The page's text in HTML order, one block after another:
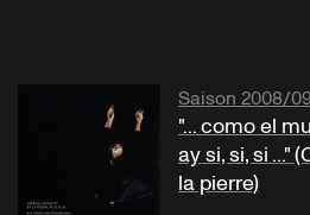
Saison 2008/09
"... como el
ay si, si, si ..."
la pierre)